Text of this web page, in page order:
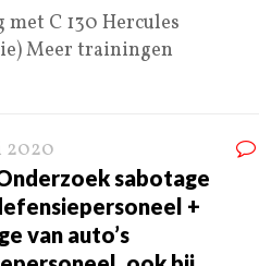
met C 130 Hercules
Meer trainingen
2020
sabotage
+
van auto’s